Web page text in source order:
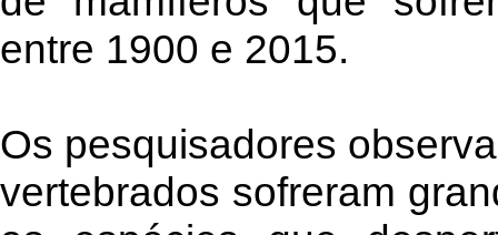
entre 1900 e 2015.
Os pesquisadores
vertebrados sofreram